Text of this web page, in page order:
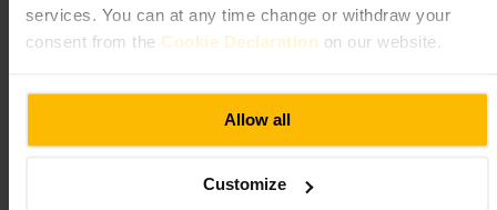
services. You can at any time change or withdraw your
consent from the Cookie Declaration on our website.
Allow all
Customize
Planeie a sua visita
Dorothy. É um bar com petiscos apenas, por isso faça uma refeição
antes se precisar. Prefira sentar junto ao balcão para ver a dinâmica
muito grandes, contacte antes para confirmar espaço.